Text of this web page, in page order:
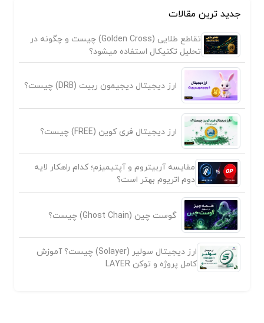
جدید ترین مقالات
تقاطع طلایی (Golden Cross) چیست و چگونه در
تحلیل تکنیکال استفاده میشود؟
ارز دیجیتال دیجیمون ربیت (DRB) چیست؟
ارز دیجیتال فری کوین (FREE) چیست؟
مقایسه آربیتروم و آپتیمیزم؛ کدام راهکار لایه
دوم اتریوم بهتر است؟
گوست چین (Ghost Chain) چیست؟
ارز دیجیتال سولیر (Solayer) چیست؟ آموزش
کامل پروژه و توکن LAYER